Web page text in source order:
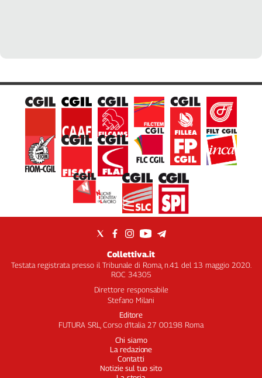
Collettiva.it
Testata registrata presso il Tribunale di Roma, n.41 del 13 maggio 2020.
ROC 34305
Direttore responsabile
Stefano Milani
Editore
FUTURA SRL, Corso d’Italia 27 00198 Roma
Chi siamo
La redazione
Contatti
Notizie sul tuo sito